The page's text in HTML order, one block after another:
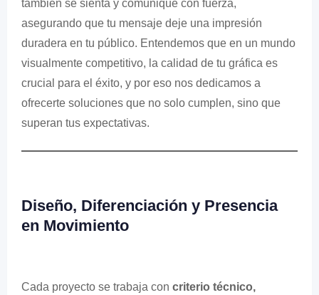
también se sienta y comunique con fuerza,
asegurando que tu mensaje deje una impresión
duradera en tu público. Entendemos que en un mundo
visualmente competitivo, la calidad de tu gráfica es
crucial para el éxito, y por eso nos dedicamos a
ofrecerte soluciones que no solo cumplen, sino que
superan tus expectativas.
Diseño, Diferenciación y Presencia
en Movimiento
Cada proyecto se trabaja con criterio técnico,